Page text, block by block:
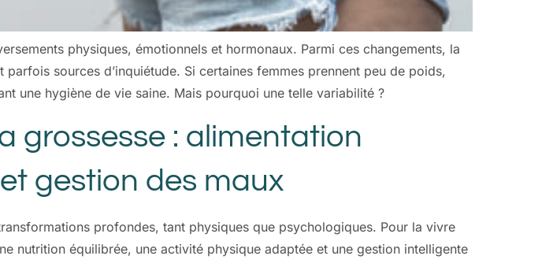
physiques, émotionnels et hormonaux. Parmi ces changements, la
sources d’inquiétude. Si certaines femmes prennent peu de poids,
une hygiène de vie saine. Mais pourquoi une telle variabilité ?
grossesse : alimentation
gestion des maux
profondes, tant physiques que psychologiques. Pour la vivre
nutrition équilibrée, une activité physique adaptée et une gestion intelligente